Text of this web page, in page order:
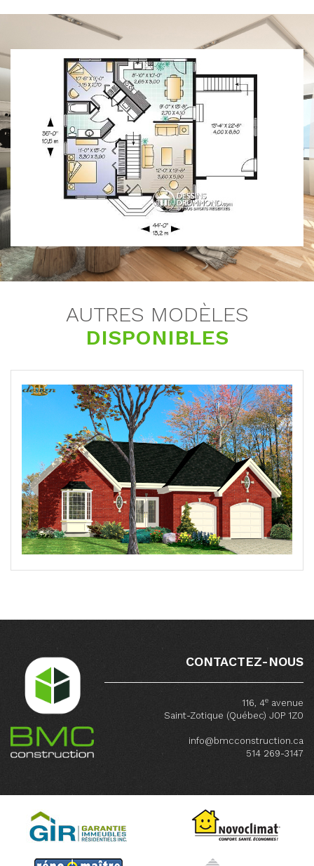
AUTRES MODÈLES
DISPONIBLES
CONTACTEZ-NOUS
116, 4e avenue
Saint-Zotique (Québec) J0P 1Z0
info@bmcconstruction.ca
514 269-3147